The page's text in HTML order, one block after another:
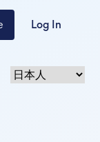
Log In